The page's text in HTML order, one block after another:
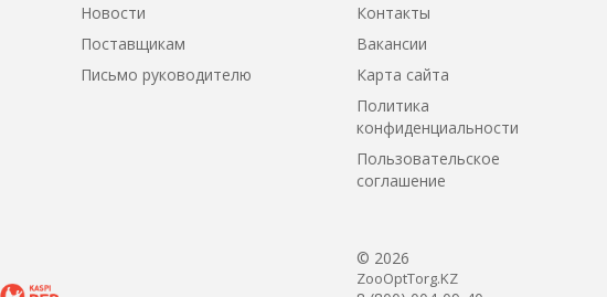
Новости
Поставщикам
Письмо руководителю
Контакты
Вакансии
Карта сайта
Политика
конфиденциальности
Пользовательское
соглашение
© 2026
ZooOptTorg.KZ